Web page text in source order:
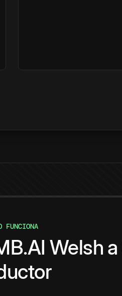
FUNCIONA
Welsh a